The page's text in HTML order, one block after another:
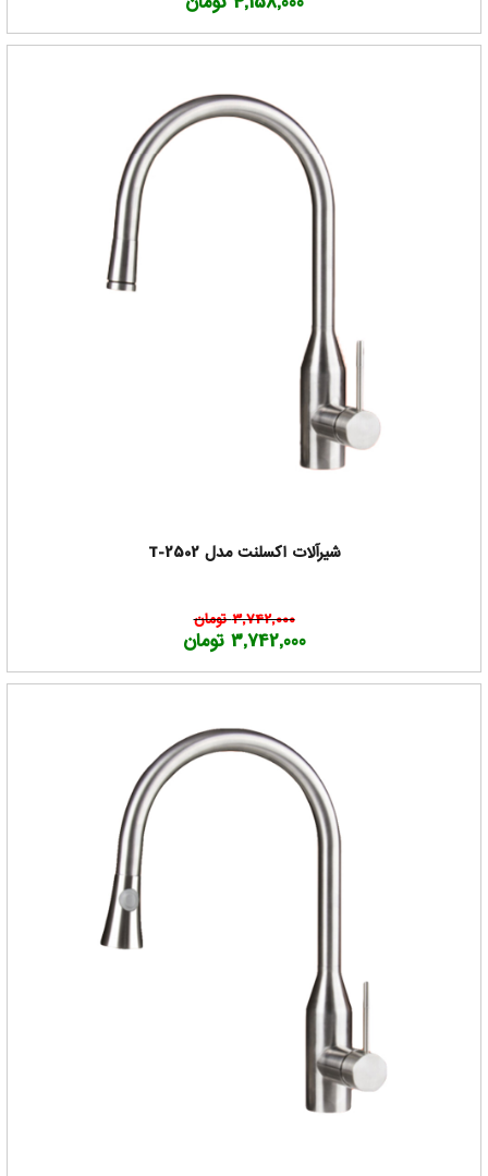
شیرآلات اکسلنت مدل T-2502
3,742,000 تومان
3,742,000 تومان